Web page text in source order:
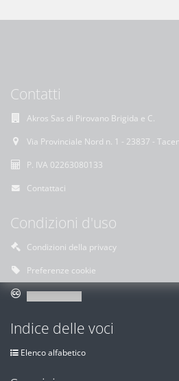
Contatti
Akros Sas di Pirovano Brigida e C.
Via Provinciale Nord n. 1 - 23837 -
P. IVA 02263080133
Contattaci
Condizioni d'uso
Condizioni della privacy
Preferenze cookie
Indice delle voci
Elenco alfabetico